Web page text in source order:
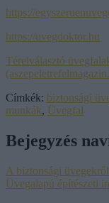
https://
https://uvegdoktor.hu
Térelválasztó
Címkék: biztonsági
munkák, Üvegfal
Bejegyzés
A biztonsági
Üvegalapú építészeti